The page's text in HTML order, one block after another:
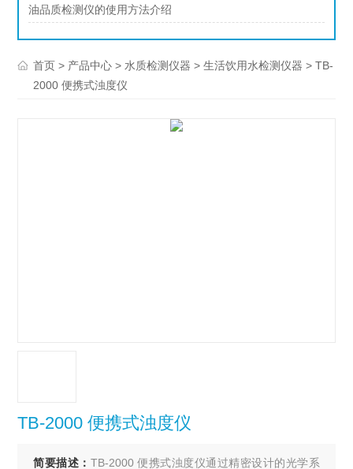
油品质检测仪的使用方法介绍
首页 > 产品中心 > 水质检测仪器 >生活饮用水检测仪器 > TB-
2000 便携式浊度仪
TB-2000 便携式浊度仪
简要描述： TB-2000 便携式浊度仪通过精密设计的光学系